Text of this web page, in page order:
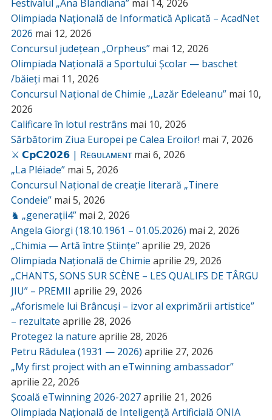
Festivalul „Ana Blandiana” mai 14, 2026
Olimpiada Națională de Informatică Aplicată – AcadNet
2026 mai 12, 2026
Concursul județean „Orpheus” mai 12, 2026
Olimpiada Națională a Sportului Școlar — baschet
/băieți mai 11, 2026
Concursul Național de Chimie ,,Lazăr Edeleanu” mai 10,
2026
Calificare în lotul restrâns mai 10, 2026
Sărbătorim Ziua Europei pe Calea Eroilor! mai 7, 2026
⚔️ 𝗖𝗽𝗖𝟮𝟬𝟮𝟲 | Rᴇɢᴜʟᴀᴍᴇɴᴛ mai 6, 2026
„La Pléiade” mai 5, 2026
Concursul Național de creație literară „Tinere
Condeie” mai 5, 2026
♞ „generații4” mai 2, 2026
Angela Giorgi (18.10.1961 – 01.05.2026) mai 2, 2026
„Chimia — Artă între Științe”aprilie 29, 2026
Olimpiada Națională de Chimie aprilie 29, 2026
„CHANTS, SONS SUR SCÈNE – LES QUALIFS DE TÂRGU
JIU” – PREMII aprilie 29, 2026
„Aforismele lui Brâncuși – izvor al exprimării artistice”
– rezultate aprilie 28, 2026
Protegez la nature aprilie 28, 2026
Petru Rădulea (1931 — 2026) aprilie 27, 2026
„My first project with an eTwinning ambassador”
aprilie 22, 2026
Școală eTwinning 2026-2027aprilie 21, 2026
Olimpiada Națională de Inteligență Artificială ONIA